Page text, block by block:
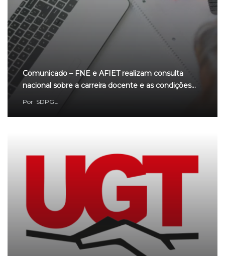
Comunicado – FNE e AFIET realizam consulta
nacional sobre a carreira docente e as condições…
Por SDPGL